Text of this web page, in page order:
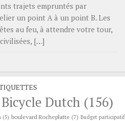
trajets empruntés par
un point A à un point B. Les
au feu, à attendre votre tour,
[…]
Bicycle Dutch (156)
(5) boulevard Rocheplatte (7) Budget participatif